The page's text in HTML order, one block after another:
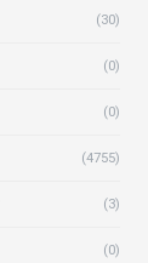
(30)
(0)
(0)
(4755)
(3)
(0)